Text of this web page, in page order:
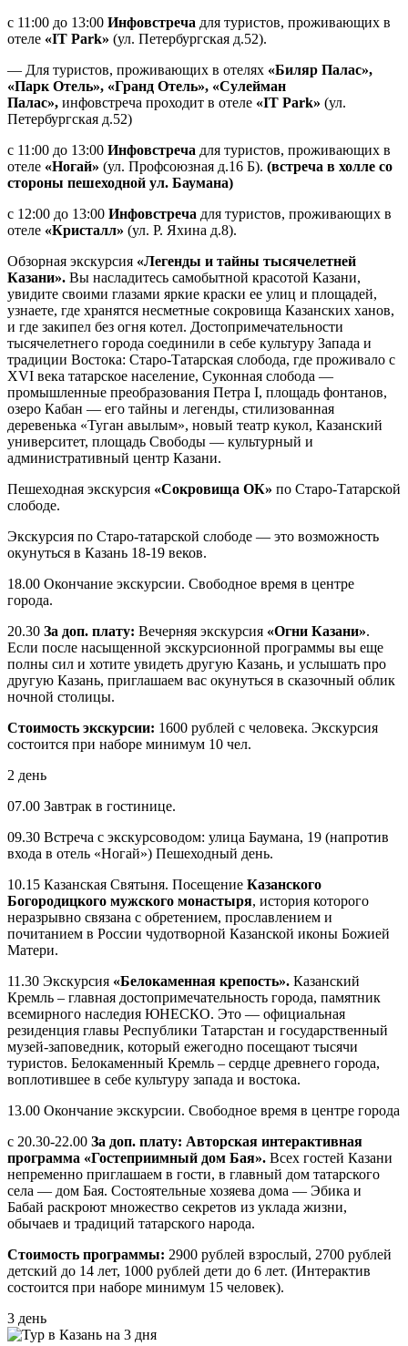
с 11:00 до 13:00 Инфовстреча для туристов, проживающих в
отеле «IT Park» (ул. Петербургская д.52).
— Для туристов, проживающих в отелях «Биляр Палас»,
«Парк Отель», «Гранд Отель», «Сулейман
Палас», инфовстреча проходит в отеле «IT Park» (ул.
Петербургская д.52)
с 11:00 до 13:00 Инфовстреча для туристов, проживающих в
отеле «Ногай» (ул. Профсоюзная д.16 Б). (встреча в холле со
стороны пешеходной ул. Баумана)
с 12:00 до 13:00 Инфовстреча для туристов, проживающих в
отеле «Кристалл» (ул. Р. Яхина д.8).
Обзорная экскурсия «Легенды и тайны тысячелетней
Казани». Вы насладитесь самобытной красотой Казани,
увидите своими глазами яркие краски ее улиц и площадей,
узнаете, где хранятся несметные сокровища Казанских ханов,
и где закипел без огня котел. Достопримечательности
тысячелетнего города соединили в себе культуру Запада и
традиции Востока: Старо-Татарская слобода, где проживало с
XVI века татарское население, Суконная слобода —
промышленные преобразования Петра I, площадь фонтанов,
озеро Кабан — его тайны и легенды, стилизованная
деревенька «Туган авылым», новый театр кукол, Казанский
университет, площадь Свободы — культурный и
административный центр Казани.
Пешеходная экскурсия «Сокровища ОК» по Старо-Татарской
слободе.
Экскурсия по Старо-татарской слободе — это возможность
окунуться в Казань 18-19 веков.
18.00 Окончание экскурсии. Свободное время в центре
города.
20.30 За доп. плату: Вечерняя экскурсия «Огни Казани».
Если после насыщенной экскурсионной программы вы еще
полны сил и хотите увидеть другую Казань, и услышать про
другую Казань, приглашаем вас окунуться в сказочный облик
ночной столицы.
Стоимость экскурсии: 1600 рублей с человека. Экскурсия
состоится при наборе минимум 10 чел.
2 день
07.00 Завтрак в гостинице.
09.30 Встреча с экскурсоводом: улица Баумана, 19 (напротив
входа в отель «Ногай») Пешеходный день.
10.15 Казанская Святыня. Посещение Казанского
Богородицкого мужского монастыря, история которого
неразрывно связана с обретением, прославлением и
почитанием в России чудотворной Казанской иконы Божией
Матери.
11.30 Экскурсия «Белокаменная крепость». Казанский
Кремль – главная достопримечательность города, памятник
всемирного наследия ЮНЕСКО. Это — официальная
резиденция главы Республики Татарстан и государственный
музей-заповедник, который ежегодно посещают тысячи
туристов. Белокаменный Кремль – сердце древнего города,
воплотившее в себе культуру запада и востока.
13.00 Окончание экскурсии. Свободное время в центре города
с 20.30-22.00 За доп. плату: Авторская интерактивная
программа «Гостеприимный дом Бая». Всех гостей Казани
непременно приглашаем в гости, в главный дом татарского
села — дом Бая. Состоятельные хозяева дома — Эбика и
Бабай раскроют множество секретов из уклада жизни,
обычаев и традиций татарского народа.
Стоимость программы: 2900 рублей взрослый, 2700 рублей
детский до 14 лет, 1000 рублей дети до 6 лет. (Интерактив
состоится при наборе минимум 15 человек).
3 день